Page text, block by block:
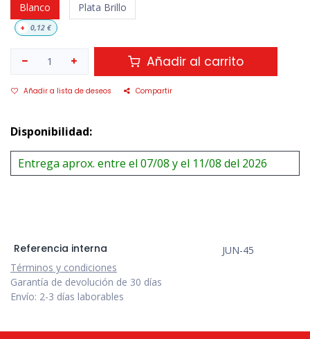
Blanco
+ 0,12€
Plata Brillo
Añadir al carrito
Añadir a lista de deseos Compartir
Disponibilidad:
Entrega aprox. entre el 07/08 y el 11/08 del 2026
Referencia interna
JUN-45
Términos y condiciones
Garantía de devolución de 30 días
Envío: 2-3 días laborables